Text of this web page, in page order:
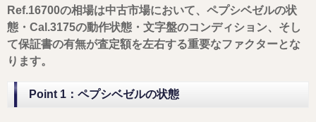
Ref.16700の相場は中古市場において、ペプシベゼルの状
態・Cal.3175の動作状態・文字盤のコンディション、そし
て保証書の有無が査定額を左右する重要なファクターとな
ります。
Point 1：ペプシベゼルの状態